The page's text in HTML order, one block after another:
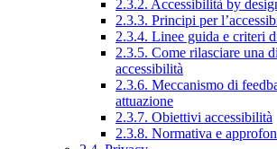
2.3.2. Accessibilità by
2.3.3. Principi per
2.3.4. Linee guida e criteri
2.3.5. Come rilasciare una
accessibilità
2.3.6. Meccanismo di
attuazione
2.3.7. Obiettivi accessibilità
2.3.8. Normativa e